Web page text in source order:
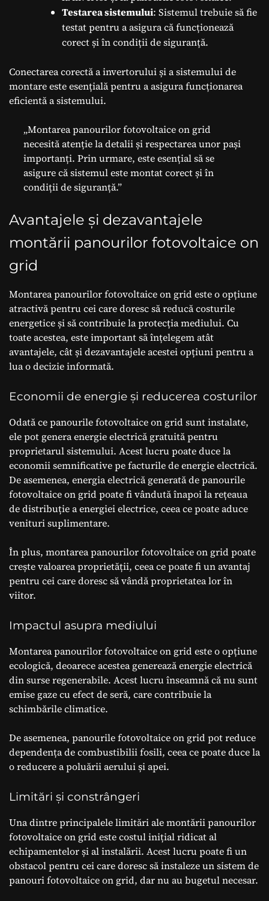
Testarea sistemului: Sistemul trebuie să fie
testat pentru a asigura că funcționează
corect și în condiții de siguranță.
Conectarea corectă a invertorului și a sistemului de
montare este esențială pentru a asigura funcționarea
eficientă a sistemului.
„Montarea panourilor fotovoltaice on grid
necesită atenție la detalii și respectarea unor pași
importanți. Prin urmare, este esențial să se
asigure că sistemul este montat corect și în
condiții de siguranță.”
Avantajele și dezavantajele
montării panourilor fotovoltaice on
grid
Montarea panourilor fotovoltaice on grid este o opțiune
atractivă pentru cei care doresc să reducă costurile
energetice și să contribuie la protecția mediului. Cu
toate acestea, este important să înțelegem atât
avantajele, cât și dezavantajele acestei opțiuni pentru a
lua o decizie informată.
Economii de energie și reducerea costurilor
Odată ce panourile fotovoltaice on grid sunt instalate,
ele pot genera energie electrică gratuită pentru
proprietarul sistemului. Acest lucru poate duce la
economii semnificative pe facturile de energie electrică.
De asemenea, energia electrică generată de panourile
fotovoltaice on grid poate fi vândută înapoi la rețeaua
de distribuție a energiei electrice, ceea ce poate aduce
venituri suplimentare.
În plus, montarea panourilor fotovoltaice on grid poate
crește valoarea proprietății, ceea ce poate fi un avantaj
pentru cei care doresc să vândă proprietatea lor în
viitor.
Impactul asupra mediului
Montarea panourilor fotovoltaice on grid este o opțiune
ecologică, deoarece acestea generează energie electrică
din surse regenerabile. Acest lucru înseamnă că nu sunt
emise gaze cu efect de seră, care contribuie la
schimbările climatice.
De asemenea, panourile fotovoltaice on grid pot reduce
dependența de combustibilii fosili, ceea ce poate duce la
o reducere a poluării aerului și apei.
Limitări și constrângeri
Una dintre principalele limitări ale montării panourilor
fotovoltaice on grid este costul inițial ridicat al
echipamentelor și al instalării. Acest lucru poate fi un
obstacol pentru cei care doresc să instaleze un sistem de
panouri fotovoltaice on grid, dar nu au bugetul necesar.